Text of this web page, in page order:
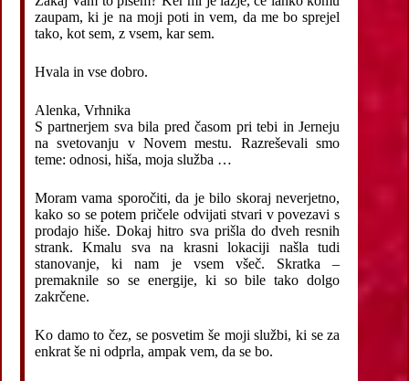
zaupam, ki je na moji poti in vem, da me bo sprejel
tako, kot sem, z vsem, kar sem.
Hvala in vse dobro.
Alenka, Vrhnika
S partnerjem sva bila pred časom pri tebi in Jerneju
na svetovanju v Novem mestu. Razreševali smo
teme: odnosi, hiša, moja služba …
Moram vama sporočiti, da je bilo skoraj neverjetno,
kako so se potem pričele odvijati stvari v povezavi s
prodajo hiše. Dokaj hitro sva prišla do dveh resnih
strank. Kmalu sva na krasni lokaciji našla tudi
stanovanje, ki nam je vsem všeč. Skratka –
premaknile so se energije, ki so bile tako dolgo
zakrčene.
Ko damo to čez, se posvetim še moji službi, ki se za
enkrat še ni odprla, ampak vem, da se bo.